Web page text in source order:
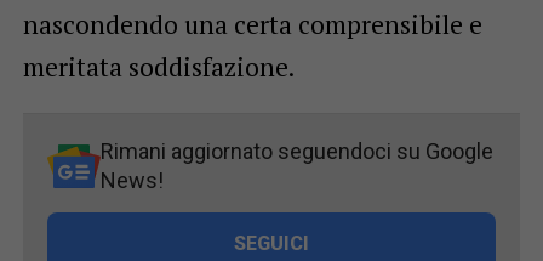
nascondendo una certa comprensibile e
meritata soddisfazione.
Rimani aggiornato seguendoci su Google
News!
SEGUICI